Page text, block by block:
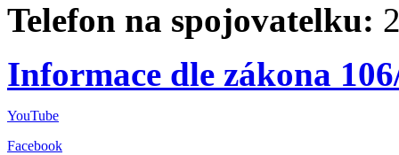
Telefon na spojovatelku:
Informace dle zákona
YouTube
Facebook